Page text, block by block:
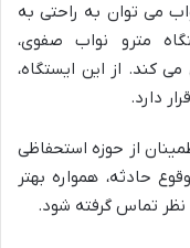
می توان به راحتی به
مترو نواب صفوی،
کند. از این ایستگاه،
دارد.
از حوزه استحفاظی
حادثه، همواره بهتر
تماس گرفته شود.